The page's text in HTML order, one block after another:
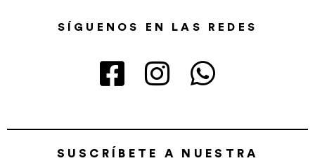
SÍGUENOS EN LAS REDES
SUSCRÍBETE A NUESTRA